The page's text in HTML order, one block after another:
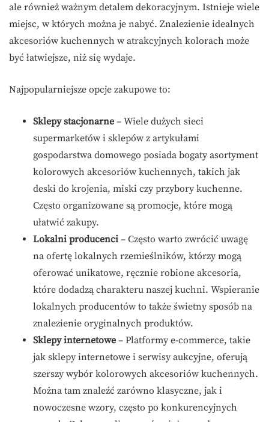
ale również ważnym detalem dekoracyjnym. Istnieje wiele
miejsc, w których można je nabyć. Znalezienie idealnych
akcesoriów kuchennych w atrakcyjnych kolorach może
być łatwiejsze, niż się wydaje.
Najpopularniejsze opcje zakupowe to:
Sklepy stacjonarne – Wiele dużych sieci
supermarketów i sklepów z artykułami
gospodarstwa domowego posiada bogaty asortyment
kolorowych akcesoriów kuchennych, takich jak
deski do krojenia, miski czy przybory kuchenne.
Często organizowane są promocje, które mogą
ułatwić zakupy.
Lokalni producenci – Często warto zwrócić uwagę
na ofertę lokalnych rzemieślników, którzy mogą
oferować unikatowe, ręcznie robione akcesoria,
które dodadzą charakteru naszej kuchni. Wspieranie
lokalnych producentów to także świetny sposób na
znalezienie oryginalnych produktów.
Sklepy internetowe – Platformy e-commerce, takie
jak sklepy internetowe i serwisy aukcyjne, oferują
szerszy wybór kolorowych akcesoriów kuchennych.
Można tam znaleźć zarówno klasyczne, jak i
nowoczesne wzory, często po konkurencyjnych